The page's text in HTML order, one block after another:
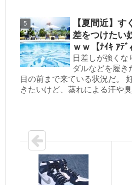
【夏間近】す
差をつけたい
ｗｗ【ﾅｲｷ ｱﾃﾞ
日差しが強くな
ダルなどを履き
目の前まで来ている状況だ。
きたいけど、蒸れによる汗や